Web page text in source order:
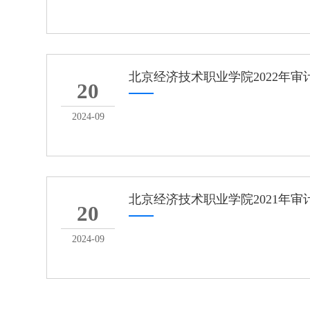
20
2024-09
北京经济技术职业学院2022年审
20
2024-09
北京经济技术职业学院2021年审